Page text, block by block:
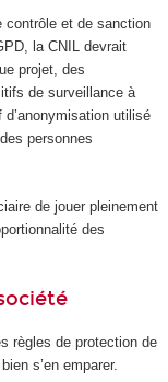
contrôle et de sanction
la CNIL devrait
projet, des
de surveillance à
utilisé
personnes
de jouer pleinement
des
règles de protection de
s’en emparer.